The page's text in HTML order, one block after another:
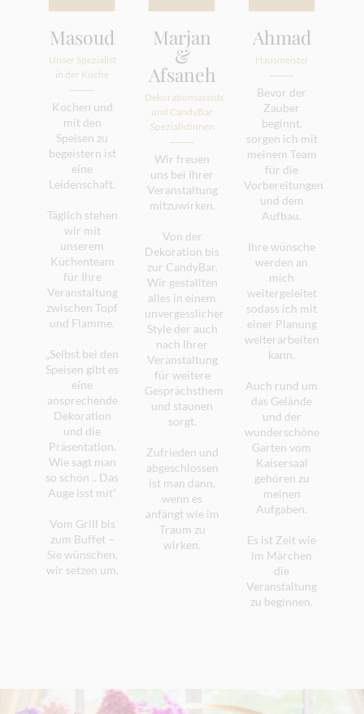
Masoud
Unser Spezialist
in der Küche
Kochen und
mit den
Speisen zu
begeistern ist
eine
Leidenschaft.
Täglich stehen
wir mit
unserem
Küchenteam
für Ihre
Veranstaltung
zwischen Topf
und Flamme.
„Selbst bei den
Speisen gibt es
eine
ansprechende
Dekoration
und die
Präsentation.
Wie sagt man
so schön .. Das
Auge isst mit“
Vom Grill bis
zum Buffet –
Sie wünschen,
wir setzen um.
Marjan
&
Afsaneh
Dekorationsassistentin
und CandyBar
Spezialistinnen
Wir freuen
uns bei Ihrer
Veranstaltung
mitzuwirken.
Von der
Dekoration bis
zur CandyBar.
Wir gestallten
alles in einem
unvergesslichen
Style der auch
nach Ihrer
Veranstaltung
für weitere
Gesprächsthemen
und staunen
sorgt.
Zufrieden und
abgeschlossen
ist man dann,
wenn es
anfängt wie im
Traum zu
wirken.
Ahmad
Hausmeister
Bevor der
Zauber
beginnt,
sorgen ich mit
meinem Team
für die
Vorbereitungen
und dem
Aufbau.
Ihre wünsche
werden an
mich
weitergeleitet
sodass ich mit
einer Planung
weiterarbeiten
kann.
Auch rund um
das Gelände
und der
wunderschöne
Garten vom
Kaisersaal
gehören zu
meinen
Aufgaben.
Es ist Zeit wie
im Märchen
die
Veranstaltung
zu beginnen.